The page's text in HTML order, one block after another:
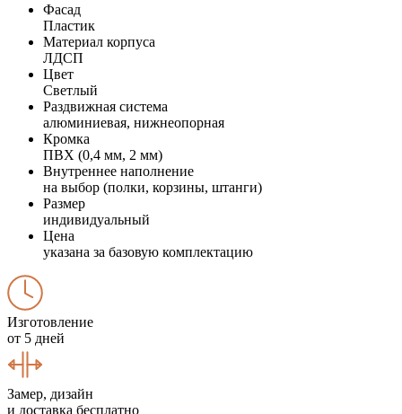
Фасад
Пластик
Материал корпуса
ЛДСП
Цвет
Светлый
Раздвижная система
алюминиевая, нижнеопорная
Кромка
ПВХ (0,4 мм, 2 мм)
Внутреннее наполнение
на выбор (полки, корзины, штанги)
Размер
индивидуальный
Цена
указана за базовую комплектацию
Изготовление
от 5 дней
Замер, дизайн
и доставка бесплатно